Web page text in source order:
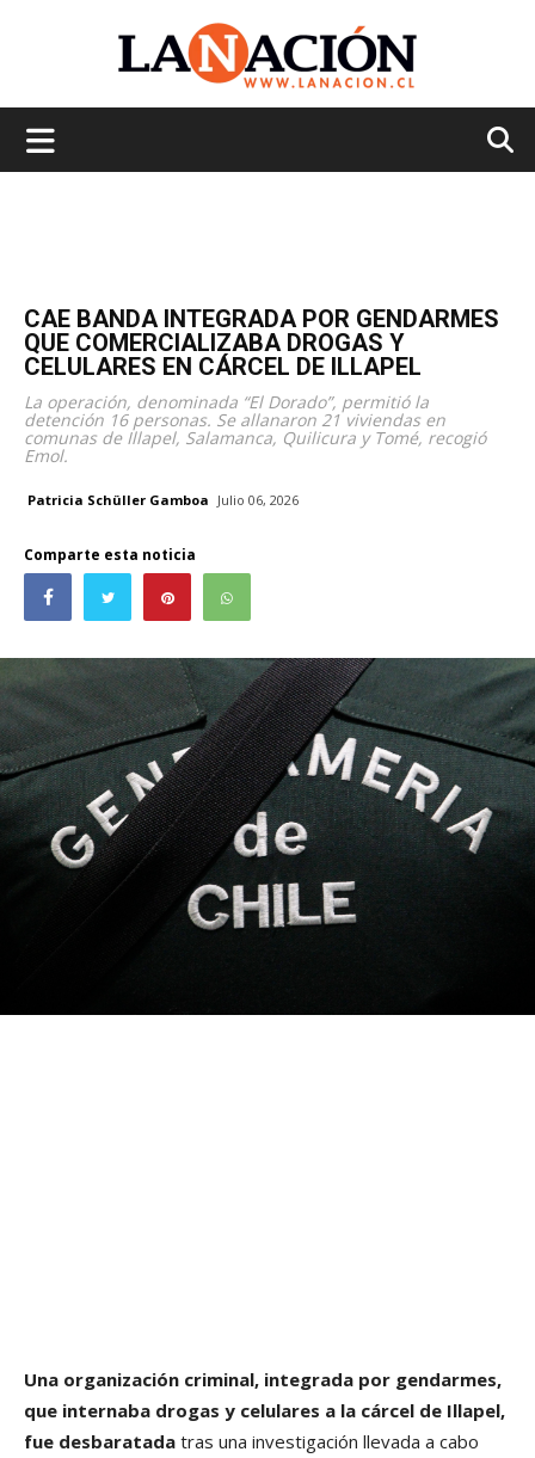
CAE BANDA INTEGRADA POR GENDARMES
QUE COMERCIALIZABA DROGAS Y
CELULARES EN CÁRCEL DE ILLAPEL
La operación, denominada “El Dorado”, permitió la
detención 16 personas. Se allanaron 21 viviendas en
comunas de Illapel, Salamanca, Quilicura y Tomé, recogió
Emol.
Patricia Schüller Gamboa Julio 06, 2026
Comparte esta noticia
Una organización criminal, integrada por gendarmes,
que internaba drogas y celulares a la cárcel de Illapel,
fue desbaratada tras una investigación llevada a cabo